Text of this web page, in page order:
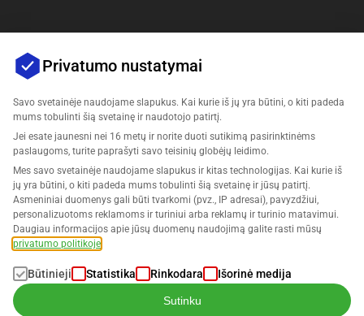
Įmonė
Palaikymas
Sprendimai Amazonui
Privatumo nustatymai
Savo svetainėje naudojame slapukus. Kai kurie iš jų yra būtini, o kiti padeda
mums tobulinti šią svetainę ir naudotojo patirtį.
Jei esate jaunesni nei 16 metų ir norite duoti sutikimą pasirinktinėms
paslaugoms, turite paprašyti savo teisinių globėjų leidimo.
Mes savo svetainėje naudojame slapukus ir kitas technologijas. Kai kurie iš
jų yra būtini, o kiti padeda mums tobulinti šią svetainę ir jūsų patirtį.
Asmeniniai duomenys gali būti tvarkomi (pvz., IP adresai), pavyzdžiui,
personalizuotoms reklamoms ir turiniui arba reklamų ir turinio matavimui.
Daugiau informacijos apie jūsų duomenų naudojimą galite rasti mūsų
privatumo politikoje
Būtinieji Statistika Rinkodara Išorinė medija
Sutinku